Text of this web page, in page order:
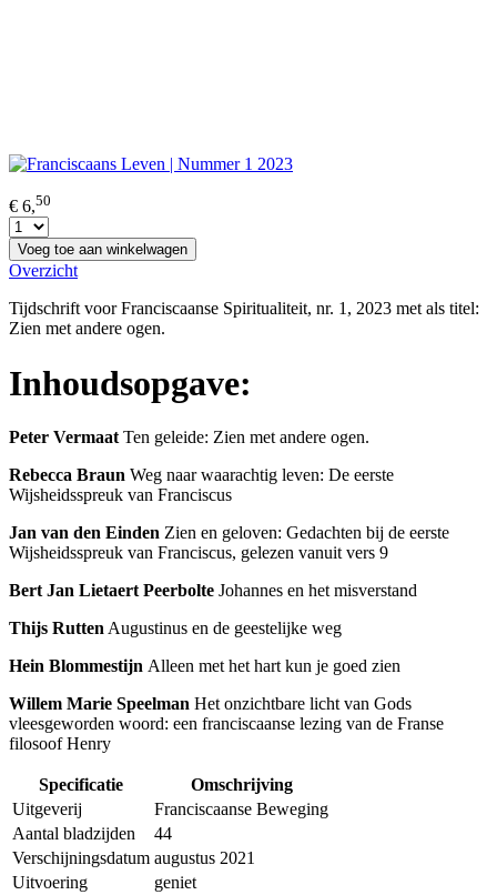
€ 6,50
Voeg toe aan winkelwagen
Overzicht
Tijdschrift voor Franciscaanse Spiritualiteit, nr. 1, 2023 met als titel:
Zien met andere ogen.
Inhoudsopgave:
Peter Vermaat Ten geleide: Zien met andere ogen.
Rebecca Braun Weg naar waarachtig leven: De eerste
Wijsheidsspreuk van Franciscus
Jan van den Einden Zien en geloven: Gedachten bij de eerste
Wijsheidsspreuk van Franciscus, gelezen vanuit vers 9
Bert Jan Lietaert Peerbolte Johannes en het misverstand
Thijs Rutten Augustinus en de geestelijke weg
Hein Blommestijn Alleen met het hart kun je goed zien
Willem Marie Speelman Het onzichtbare licht van Gods
vleesgeworden woord: een franciscaanse lezing van de Franse
filosoof Henry
Specificatie
Omschrijving
Uitgeverij
Franciscaanse Beweging
Aantal bladzijden
44
Verschijningsdatum augustus 2021
Uitvoering
geniet